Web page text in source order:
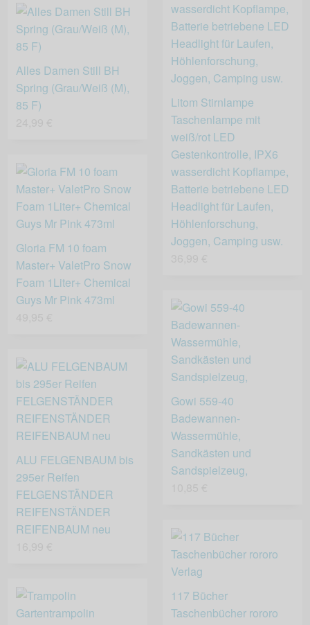
Litom Stirnlampe
Taschenlampe mit
weiß/rot LED
Gestenkontrolle, IPX6
wasserdicht Kopflampe,
Batterie betriebene LED
Headlight für Laufen,
Höhlenforschung,
Joggen, Camping usw.
Alles Damen Still BH
Spring (Grau/Weiß (M),
85 F)
Gloria FM 10 foam
Master+ ValetPro Snow
Foam 1Liter+ Chemical
Guys Mr Pink 473ml
Gowi 559-40
Badewannen-
Wassermühle,
Sandkästen und
Sandspielzeug,
ALU FELGENBAUM bis
295er Reifen
FELGENSTÄNDER
REIFENSTÄNDER
REIFENBAUM neu
117 Bücher
Taschenbücher rororo